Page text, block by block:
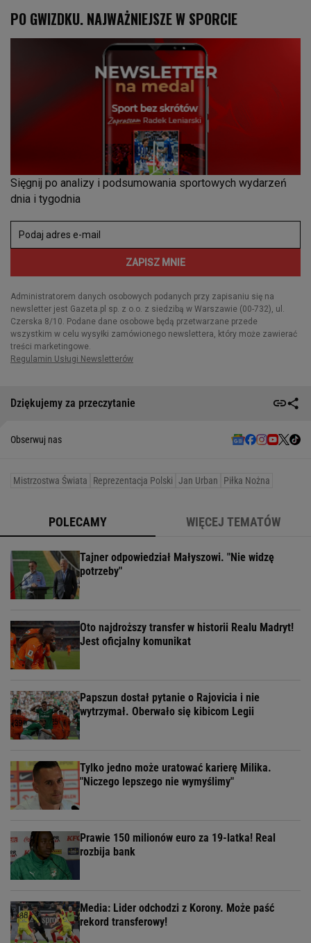
Dziękujemy za przeczytanie
Obserwuj nas
Mistrzostwa Świata Reprezentacja Polski Jan Urban Piłka Nożna
POLECAMY WIĘCEJ TEMATÓW
Tajner odpowiedział Małyszowi. "Nie widzę
potrzeby"
Oto najdroższy transfer w historii Realu Madryt!
Jest oficjalny komunikat
Papszun dostał pytanie o Rajovicia i nie
wytrzymał. Oberwało się kibicom Legii
Tylko jedno może uratować karierę Milika.
"Niczego lepszego nie wymyślimy"
Prawie 150 milionów euro za 19-latka! Real
rozbija bank
Media: Lider odchodzi z Korony. Może paść
rekord transferowy!